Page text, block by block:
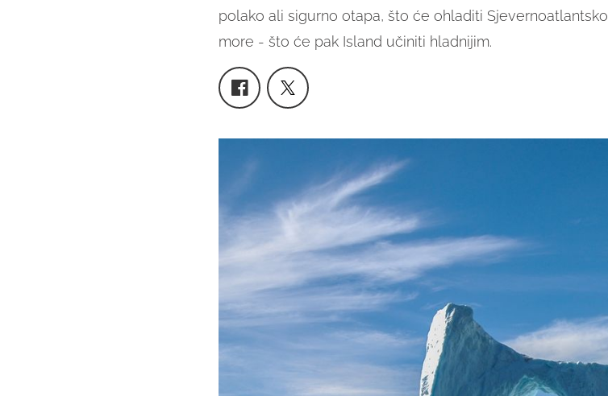
polako ali sigurno otapa, što će ohladiti Sjevernoatlantsko
more - što će pak Island učiniti hladnijim.